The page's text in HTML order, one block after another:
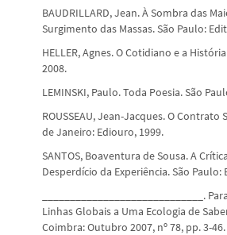
BAUDRILLARD, Jean. À Sombra das
Surgimento das Massas. São Paulo:
HELLER, Agnes. O Cotidiano e a
2008.
LEMINSKI, Paulo. Toda Poesia. São
ROUSSEAU, Jean-Jacques. O
de Janeiro: Ediouro, 1999.
SANTOS, Boaventura de Sousa. A
Desperdício da Experiência. São Paulo:
_____________________________.
Linhas Globais a Uma Ecologia de
Coimbra: Outubro 2007, nº 78, pp. 3-